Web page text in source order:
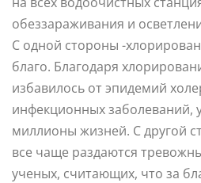
обеззараживания и
С одной стороны -
благо. Благодаря
избавилось от эпидемий
инфекционных заболеваний,
миллионы жизней. С другой
все чаще раздаются
ученых, считающих, что за